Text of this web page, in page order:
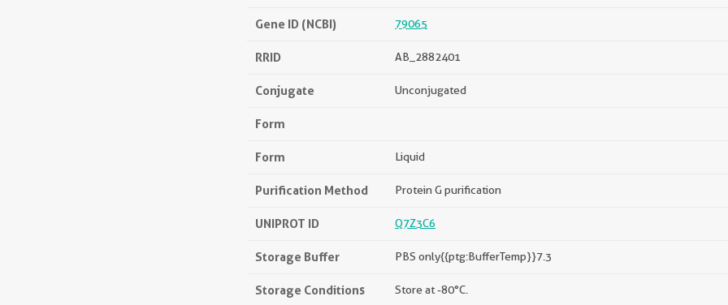
Gene ID (NCBI) 79065
RRID AB_2882401
Conjugate Unconjugated
Form
Form Liquid
Purification Method Protein G purification
UNIPROT ID Q7Z3C6
Storage Buffer PBS only{{ptg:BufferTemp}}7.3
Storage Conditions Store at -80°C.